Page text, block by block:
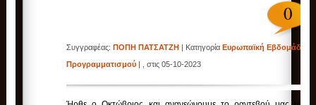
0
Συγγραφέας:ΠΟΠΗ ΠΑΤΣΑΤΖΗ | ΚατηγορίαΕυρωπαϊκή Εβδομάδα
Προγραμματισμού | , στις 05-10-2023